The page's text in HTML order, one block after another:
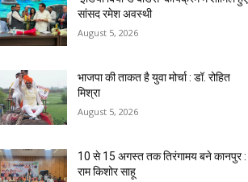
सांसद रमेश अवस्थी
August 5, 2026
भाजपा की ताकत है युवा मोर्चा : डॉ. रोहित
मिश्रा
August 5, 2026
10 से 15 अगस्त तक तिरंगामय बने कानपुर :
राम किशोर साहू